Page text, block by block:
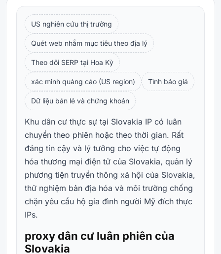
US nghiên cứu thị trường
Quét web nhắm mục tiêu theo địa lý
Theo dõi SERP tại Hoa Kỳ
xác minh quảng cáo (US region) Tình báo giá
Dữ liệu bán lẻ và chứng khoán
Khu dân cư thực sự tại Slovakia IP có luân
chuyển theo phiên hoặc theo thời gian. Rất
đáng tin cậy và lý tưởng cho việc tự động
hóa thương mại điện tử của Slovakia, quản lý
phương tiện truyền thông xã hội của Slovakia,
thử nghiệm bản địa hóa và môi trường chống
chặn yêu cầu hộ gia đình người Mỹ đích thực
IPs.
proxy dân cư luân phiên của
Slovakia